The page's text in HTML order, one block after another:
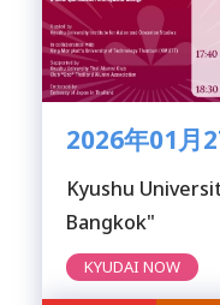
2026年01月
Kyushu
Bangkok"
KYUDAI NOW